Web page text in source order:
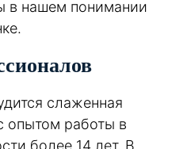
в нашем понимании
слаженная
опытом работы в
более 14 лет. В